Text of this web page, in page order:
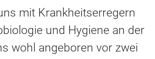
mit Krankheitserregern
und Hygiene an der
wohl angeboren vor zwei